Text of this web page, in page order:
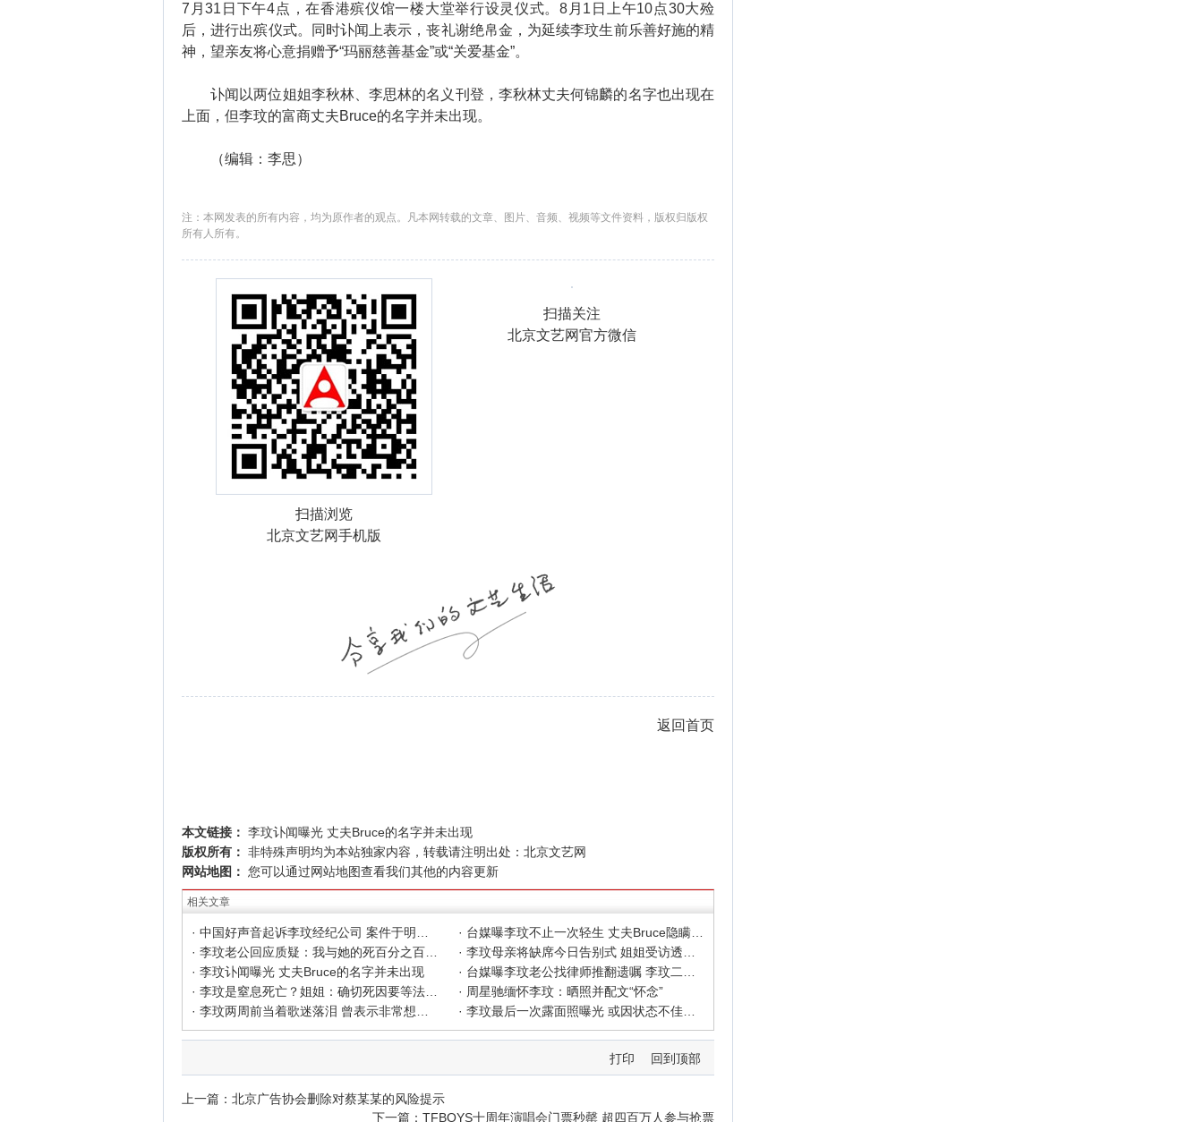
7月31日下午4点，在香港殡仪馆一楼大堂举行设灵仪式。8月1日上午10点30大殓
后，进行出殡仪式。同时讣闻上表示，丧礼谢绝帛金，为延续李玟生前乐善好施的精
神，望亲友将心意捐赠予“玛丽慈善基金”或“关爱基金”。
讣闻以两位姐姐李秋林、李思林的名义刊登，李秋林丈夫何锦麟的名字也出现在
上面，但李玟的富商丈夫Bruce的名字并未出现。
（编辑：李思）
注：本网发表的所有内容，均为原作者的观点。凡本网转载的文章、图片、音频、视频等文件资料，版权归版权
所有人所有。
扫描浏览
北京文艺网手机版
扫描关注
北京文艺网官方微信
返回首页
本文链接： 李玟讣闻曝光 丈夫Bruce的名字并未出现
版权所有： 非特殊声明均为本站独家内容，转载请注明出处： 北京文艺网
网站地图： 您可以通过网站地图查看我们其他的内容更新
相关文章
· 台媒曝李玟不止一次轻生 丈夫Bruce隐瞒家人
· 李玟讣闻曝光 丈夫Bruce的名字并未出现
· 周星驰缅怀李玟：晒照并配文“怀念”
· 李玟最后一次露面照曝光 或因状态不佳脸部被打码
打印 回到顶部
上一篇： 北京广告协会删除对蔡某某的风险提示
下一篇： TFBOYS十周年演唱会门票秒罄 超四百万人参与抢票